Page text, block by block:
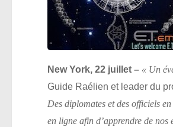
New York, 22 juillet – « Un
Guide Raélien et leader du
Des diplomates et des officiels
en ligne afin d’apprendre de nos